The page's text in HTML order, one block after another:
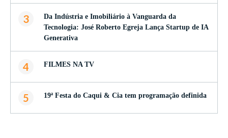
3
Da Indústria e Imobiliário à Vanguarda da
Tecnologia: José Roberto Egreja Lança Startup de IA
Generativa
4 FILMES NA TV
5 19ª Festa do Caqui & Cia tem programação definida